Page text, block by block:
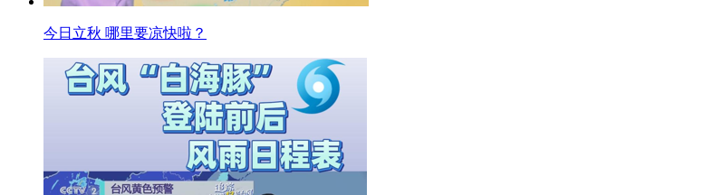
今日立秋 哪里要凉快啦？